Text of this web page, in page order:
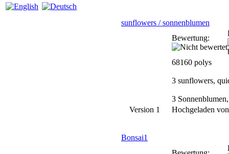
sunflowers / sonnenblumen
Bewertung:
68160 polys
3 sunflowers,
3
Version 1
Hochgeladen
Bonsai1